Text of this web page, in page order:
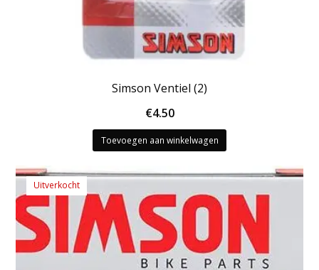
Simson Ventiel (2)
€4.50
Toevoegen aan winkelwagen
Uitverkocht